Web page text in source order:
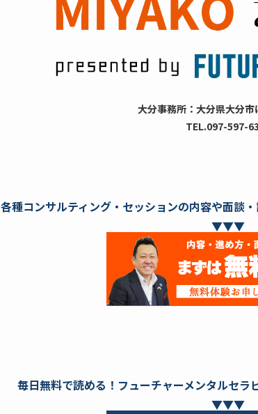
大分事務所：大分県大分
TEL.097-597-
各種コンサルティング・セッションの内容や面談
▼▼▼
毎日無料で読める！フューチャーメンタルセラ
▼▼▼